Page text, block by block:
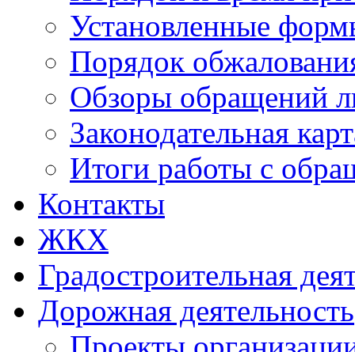
Установленные
Порядок
Обзоры обращений
Законодательная
Итоги работы с
Контакты
ЖКХ
Градостроительная
Дорожная деятельность